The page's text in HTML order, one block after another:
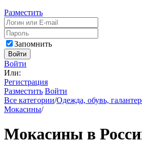
Разместить
Запомнить
Войти
Войти
Или:
Регистрация
Разместить Войти
Все категории/Одежда, обувь,
Мокасины/
Мокасины в